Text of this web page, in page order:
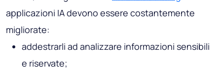
applicazioni IA devono essere costantemente
migliorate:
addestrarli ad analizzare informazioni sensibili
e riservate;